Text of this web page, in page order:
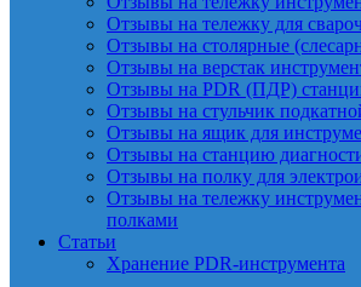
Отзывы на тележку для
Отзывы на столярные
Отзывы на верстак
Отзывы на PDR (ПДР)
Отзывы на стульчик
Отзывы на ящик для
Отзывы на станцию
Отзывы на полку для
Отзывы на тележку
полками
Статьи
Хранение PDR-инструмента